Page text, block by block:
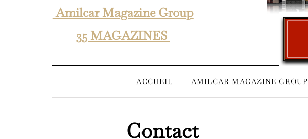
Amilcar Magazine Group
35 MAGAZINES
ACCUEIL AMILCAR MAGAZINE GROUP
Contact